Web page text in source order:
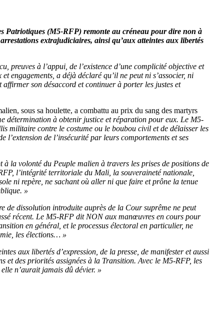
Patriotiques (M5-RFP) remonte au créneau pour dire non à
extrajudiciaires, ainsi qu’aux atteintes aux libertés
preuves à l’appui, de l’existence d’une complicité objective et
engagements, a déjà déclaré qu’il ne peut ni s’associer, ni
son désaccord et continuer à porter les justes et
sous sa houlette, a combattu au prix du sang des martyrs
détermination à obtenir justice et réparation pour eux. Le M5-
militaire contre le costume ou le boubou civil et de délaisser les
l’extension de l’insécurité par leurs comportements et ses
à la volonté du Peuple malien à travers les prises de positions de
l’intégrité territoriale du Mali, la souveraineté nationale,
ni repère, ne sachant où aller ni que faire et prône la tenue
»
dissolution introduite auprès de la Cour suprême ne peut
récent. Le M5-RFP dit NON aux manœuvres en cours pour
en général, et le processus électoral en particulier, ne
les élections… »
aux libertés d’expression, de la presse, de manifester et aussi
et des priorités assignées à la Transition. Avec le M5-RFP, les
n’aurait jamais dû dévier. »